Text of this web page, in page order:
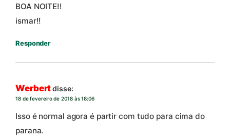
BOA NOITE!!
ismar!!
Responder
Werbertdisse:
18 de fevereiro de 2018 às 18:06
Isso é normal agora é partir com tudo para cima do
parana.